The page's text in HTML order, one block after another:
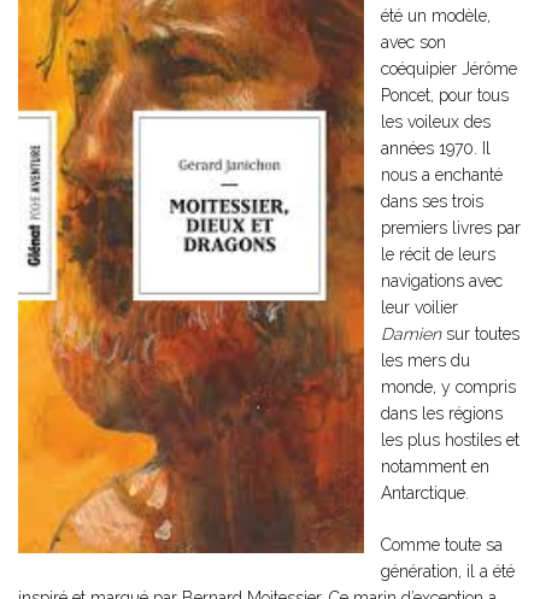
été un modèle,
avec son
coéquipier Jérôme
Poncet, pour tous
les voileux des
années 1970. Il
nous a enchanté
dans ses trois
premiers livres par
le récit de leurs
navigations avec
leur voilier
Damiensur toutes
les mers du
monde, y compris
dans les régions
les plus hostiles et
notamment en
Antarctique.
Comme toute sa
génération, il a été